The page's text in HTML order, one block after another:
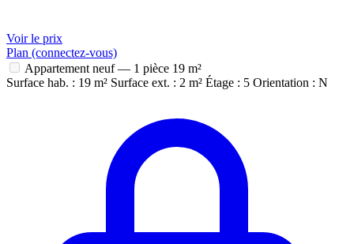
Voir le prix
Plan (connectez-vous)
Appartement neuf — 1 pièce 19 m²
Surface hab. : 19 m² Surface ext. : 2 m² Étage : 5 Orientation : N